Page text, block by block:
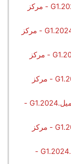
صابرين محمد احمد نصار ( تجميل.G1.2024 - مركز
فاطمة مهند محمد ابو علي ( تجميل.G1.2024 - مركز
فداء صابر حسين دبابسة ( تجميل.G1.2024 - مركز
لارا هاشم علي أبو علي ( تجميل.G1.2024 - مركز
لانا إبراهيم حسين دعاجنة رومي ( تجميل.G1.2024 -
لندا محمود عزيز بحيص ( تجميل.G1.2024 - مركز
لينا عيد ضيف الله المخامرة ( تجميل.G1.2024 -